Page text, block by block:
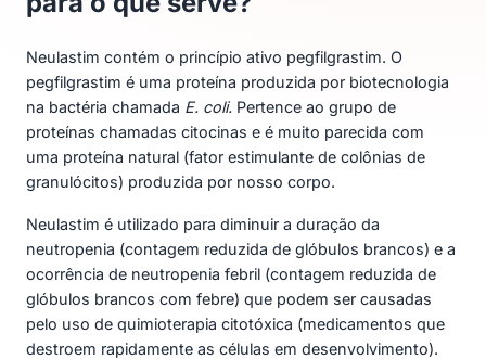
Neulastim contém o princípio ativo pegfilgrastim. O
pegfilgrastim é uma proteína produzida por biotecnologia
na bactéria chamada E. coli. Pertence ao grupo de
proteínas chamadas citocinas e é muito parecida com
uma proteína natural (fator estimulante de colônias de
granulócitos) produzida por nosso corpo.
Neulastim é utilizado para diminuir a duração da
neutropenia (contagem reduzida de glóbulos brancos) e a
ocorrência de neutropenia febril (contagem reduzida de
glóbulos brancos com febre) que podem ser causadas
pelo uso de quimioterapia citotóxica (medicamentos que
destroem rapidamente as células em desenvolvimento).